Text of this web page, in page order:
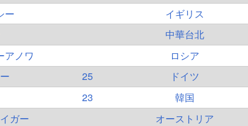
ー
イギリス
中華台北
アノワ
ロシア
25
ドイツ
23 韓国
ガー オーストリア